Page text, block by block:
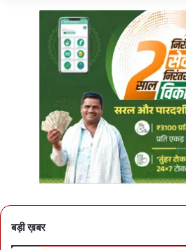
असहजता के बावजूद कार्यकर्ताओं से मिल रहे हैं।
सहयोगी रहे विक्रम सिसोदिया कहते हैं कि
पालन जरूरी है। वे पूरी विधानसभा के अध्यक्ष हैं,
विधायक हैं। स्वास्थ्यगत कारण भी हैं। मार्च अंत
ने उन्हें कम से कम मूवमेंट की सलाह दी है। जहां
सवाल है, उनके पूर्व सांसद बेटे अभिषेक सिंह ने यह
में गृहमंत्री अमित शाह खैरागढ़ आए थे, तो
पहले पूर्व सांसदों के साथ अभिषेक सिंह का नाम
थे। आखिरी बात… डा. रमन 1999 में
दिग्गज मोतीलाल वोरा को हराकर सांसद बने थे
बड़ी ख़बर